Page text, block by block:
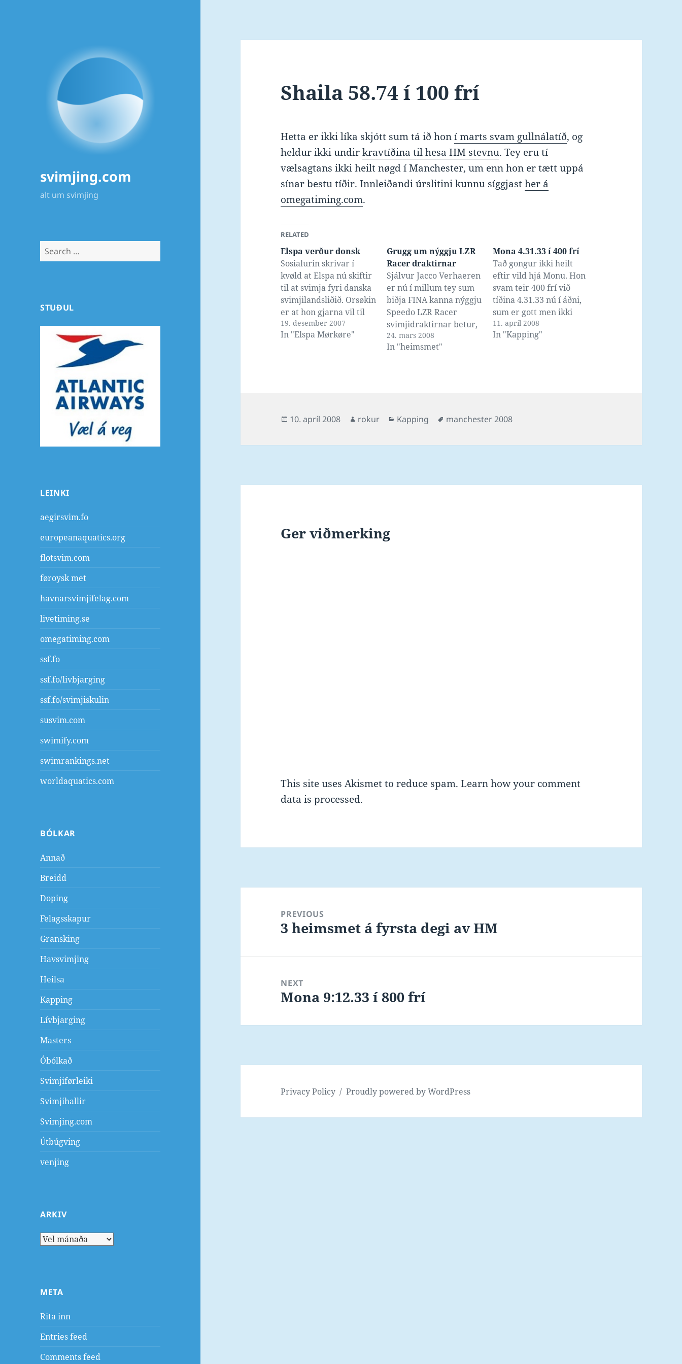
svimjing.com
alt um svimjing
Search
for:
STUÐUL
LEINKI
aegirsvim.fo
europeanaquatics.org
flotsvim.com
føroysk met
havnarsvimjifelag.com
livetiming.se
omegatiming.com
ssf.fo
ssf.fo/livbjarging
ssf.fo/svimjiskulin
susvim.com
swimify.com
swimrankings.net
worldaquatics.com
BÓLKAR
Annað
Breidd
Doping
Felagsskapur
Gransking
Havsvimjing
Heilsa
Kapping
Lívbjarging
Masters
Óbólkað
Svimjiførleiki
Svimjihallir
Svimjing.com
Útbúgving
venjing
ARKIV
Arkiv
META
Rita inn
Entries feed
Comments feed
Shaila 58.74 í 100 frí
Hetta er ikki líka skjótt sum tá ið honí marts svam gullnálatíð, og
heldur ikki undirkravtíðina til hesa HM stevnu. Tey eru tí
vælsagtans ikki heilt nøgd í Manchester, um enn hon er tætt uppá
sínar bestu tíðir. Innleiðandi úrslitini kunnu síggjasther á
omegatiming.com.
RELATED
Elspa verður donsk
Sosialurin skrivar í
kvøld at Elspa nú skiftir
til at svimja fyri danska
svimjilandsliðið. Orsøkin
er at hon gjarna vil til
OL, ið sum kunnugt ikki
ber til við føroyska
19. desember 2007
In "Elspa Mørkøre"
Grugg um nýggju LZR
Racer draktirnar
Sjálvur Jacco Verhaeren
er nú í millum tey sum
biðja FINA kanna nýggju
Speedo LZR Racer
svimjidraktirnar betur,
til at tryggja fair play.
Sum hann sigur, so ger
ávirkan á…
24. mars 2008
In "heimsmet"
Mona 4.31.33 í 400 frí
Tað gongur ikki heilt
eftir vild hjá Monu. Hon
svam teir 400 frí við
tíðina 4.31.33 nú í áðni,
sum er gott men ikki
persónligt met (tað er
4.27.96 sambært top 10
11. apríl 2008
In "Kapping"
Posted
10. apríl 2008 Author
rokur Categories
Kapping Tags
manchester 2008
Ger viðmerking
This site uses Akismet to reduce spam.Learn how your comment
data is processed.
navigationPREVIOUS
Previous
3 heimsmet á fyrsta degi av HM
NEXT
Next
Mona 9:12.33 í 800 frí
Privacy Policy Proudly powered by WordPress